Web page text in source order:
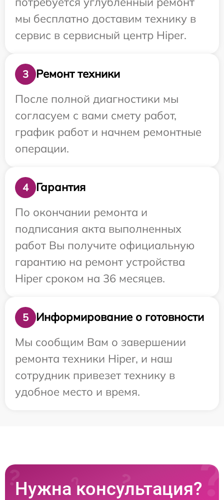
мы бесплатно доставим технику в
сервис в сервисный центр Hiper.
3
Ремонт техники
После полной диагностики мы
согласуем с вами смету работ,
график работ и начнем ремонтные
операции.
4
Гарантия
По окончании ремонта и
подписания акта выполненных
работ Вы получите официальную
гарантию на ремонт устройства
Hiper сроком на 36 месяцев.
5
Информирование о готовности
Мы сообщим Вам о завершении
ремонта техники Hiper, и наш
сотрудник привезет технику в
удобное место и время.
Нужна консультация?